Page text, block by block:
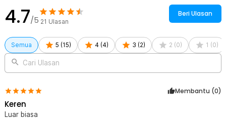
4.7/5 21 Ulasan
Beri Ulasan
Semua 5 (15) 4 (4) 3 (2) 2 (0) 1 (0)
Cari Ulasan
Membantu (0)
Keren
Luar biasa